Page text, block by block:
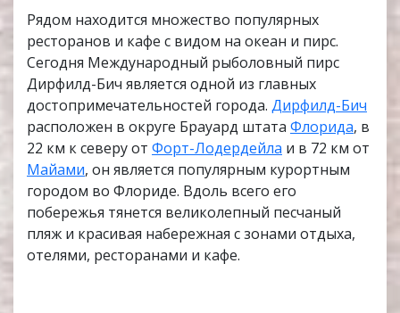
Рядом находится множество популярных
ресторанов и кафе с видом на океан и пирс.
Сегодня Международный рыболовный пирс
Дирфилд-Бич является одной из главных
достопримечательностей города. Дирфилд-Бич
расположен в округе Брауард штата Флорида, в
22 км к северу от Форт-Лодердейла и в 72 км от
Майами, он является популярным курортным
городом во Флориде. Вдоль всего его
побережья тянется великолепный песчаный
пляж и красивая набережная с зонами отдыха,
отелями, ресторанами и кафе.